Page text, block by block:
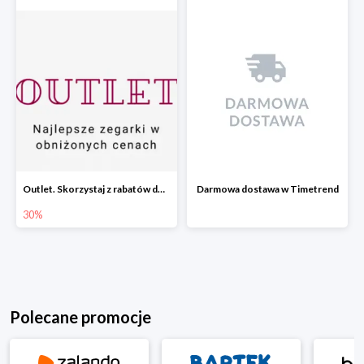
Outlet. Skorzystaj z rabatów do -30%
30%
Darmowa dostawa w Timetrend
Polecane promocje